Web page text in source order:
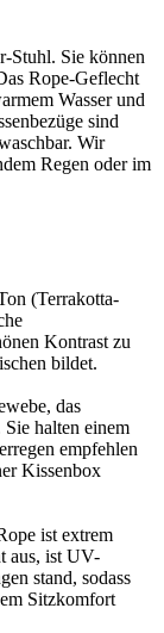
Stuhl. Sie können
Rope-Geflecht
Wasser und
sind
Wir
Regen oder im
(Terrakotta-
Kontrast zu
bildet.
das
halten einem
empfehlen
Kissenbox
ist extrem
aus, ist UV-
stand, sodass
Sitzkomfort